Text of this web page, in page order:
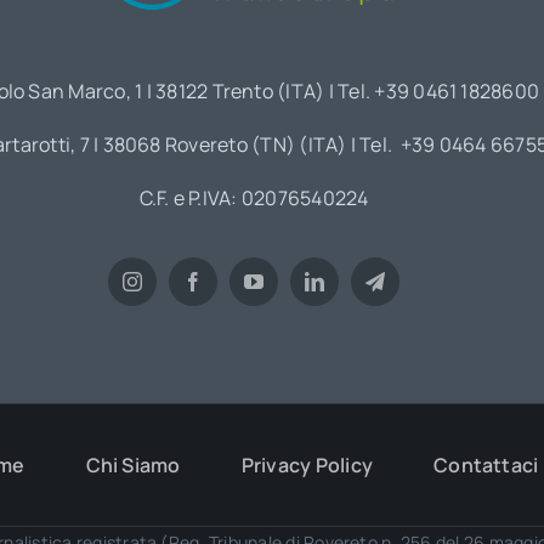
San Marco, 1 | 38122 Trento (ITA) | Tel. +39 0461 1828600
7 | 38068 Rovereto (TN) (ITA) | Tel. +39 0464
C.F. e P.IVA: 02076540224
Chi Siamo Privacy Policy Contattaci